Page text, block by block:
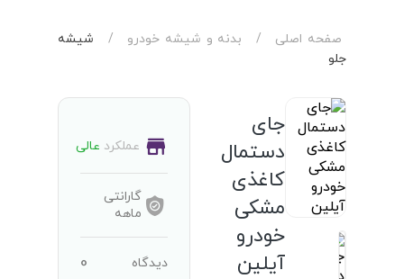
صفحه اصلی / بدنه و شیشه خودرو /
شیشه
جلو
جای
دستمال
کاغذی
مشکی
خودرو
آیلین
عملکرد عالی
گارانتی
ماهه
دیدگاه 0